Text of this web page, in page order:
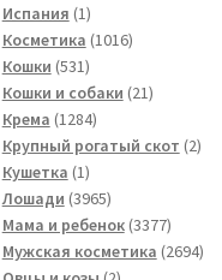
Испания 11
товар
Косметика 10161016
Кошки 531531
товар
Кошки и собаки 2121
Крема 12841284
товара
Крупный рогатый скот 22
Кушетка 11
товар
Лошади 39653965
товаров
Мама и ребенок 33773377
товаров
Мужская косметика 26942694